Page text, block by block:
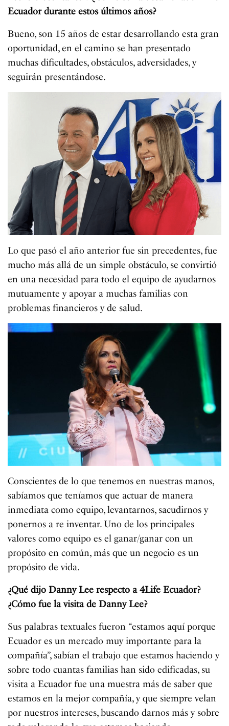
Ecuador durante estos últimos años?
Bueno, son 15 años de estar desarrollando esta gran
oportunidad, en el camino se han presentado
muchas dificultades, obstáculos, adversidades, y
seguirán presentándose.
Lo que pasó el año anterior fue sin precedentes, fue
mucho más allá de un simple obstáculo, se convirtió
en una necesidad para todo el equipo de ayudarnos
mutuamente y apoyar a muchas familias con
problemas financieros y de salud.
Conscientes de lo que tenemos en nuestras manos,
sabíamos que teníamos que actuar de manera
inmediata como equipo, levantarnos, sacudirnos y
ponernos a re inventar. Uno de los principales
valores como equipo es el ganar/ganar con un
propósito en común, más que un negocio es un
propósito de vida.
¿Qué dijo Danny Lee respecto a 4Life Ecuador?
¿Cómo fue la visita de Danny Lee?
Sus palabras textuales fueron “estamos aquí porque
Ecuador es un mercado muy importante para la
compañía”, sabían el trabajo que estamos haciendo y
sobre todo cuantas familias han sido edificadas, su
visita a Ecuador fue una muestra más de saber que
estamos en la mejor compañía, y que siempre velan
por nuestros intereses, buscando darnos más y sobre